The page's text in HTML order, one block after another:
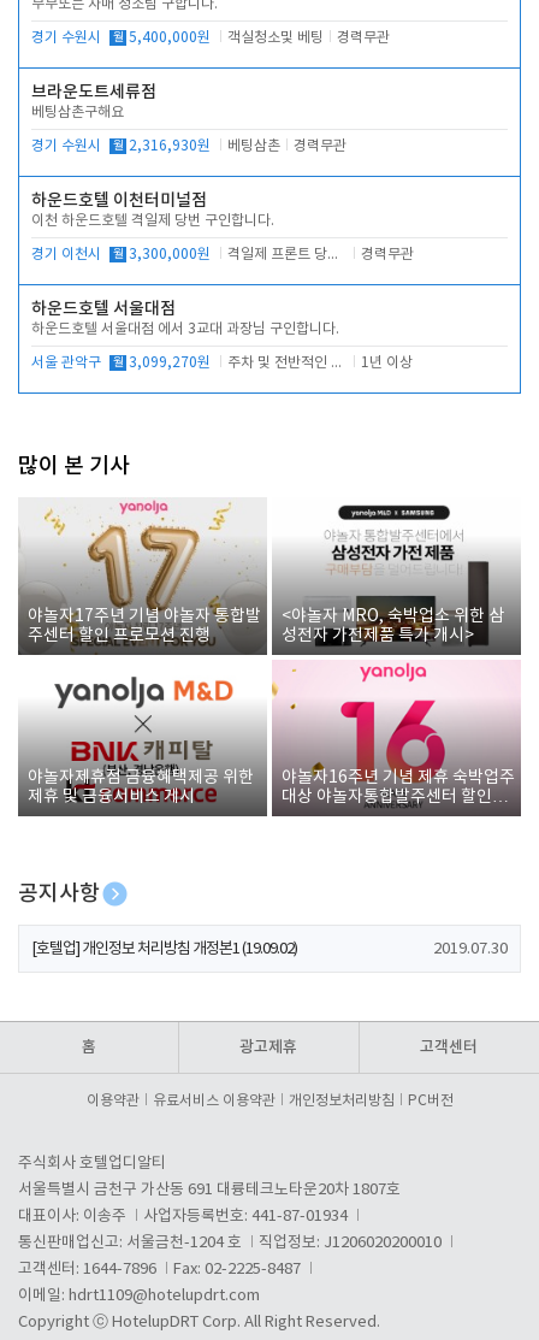
부부또는 자매 청소팀 구합니다.
경기 수원시 월 5,400,000원 객실청소및 베팅 경력무관
브라운도트세류점
베팅삼촌구해요
경기 수원시 월 2,316,930원 베팅삼촌 경력무관
하운드호텔 이천터미널점
이천 하운드호텔 격일제 당번 구인합니다.
경기 이천시 월 3,300,000원 격일제 프론트 당번 업무로 주차 및 객실 점검 경력무관
하운드호텔 서울대점
하운드호텔 서울대점 에서 3교대 과장님 구인합니다.
서울 관악구 월 3,099,270원 주차 및 전반적인 당번업무 1년 이상
많이 본 기사
야놀자17주년 기념 야놀자 통합발
주센터 할인 프로모션 진행
<야놀자 MRO, 숙박업소 위한 삼
성전자 가전제품 특가 개시>
야놀자제휴점 금융혜택제공 위한
제휴 및 금융서비스 게시
야놀자16주년 기념 제휴 숙박업주
대상 야놀자통합발주센터 할인쿠
폰 증정
공지사항
[호텔업] 개인정보 처리방침 개정본2 (19.09.02)
[호텔업] 개인정보 처리방침 개정본1 (19.09.02) 2019.07.30
홈 광고제휴 고객센터
이용약관 유료서비스 이용약관 개인정보처리방침 PC버전
주식회사 호텔업디알티
서울특별시 금천구 가산동 691 대륭테크노타운20차 1807호
대표이사: 이송주
사업자등록번호: 441-87-01934
통신판매업신고: 서울금천-1204 호
직업정보: J1206020200010
고객센터: 1644-7896
Fax: 02-2225-8487
이메일: hdrt1109@hotelupdrt.com
Copyright ⓒ HotelupDRT Corp. All Right Reserved.